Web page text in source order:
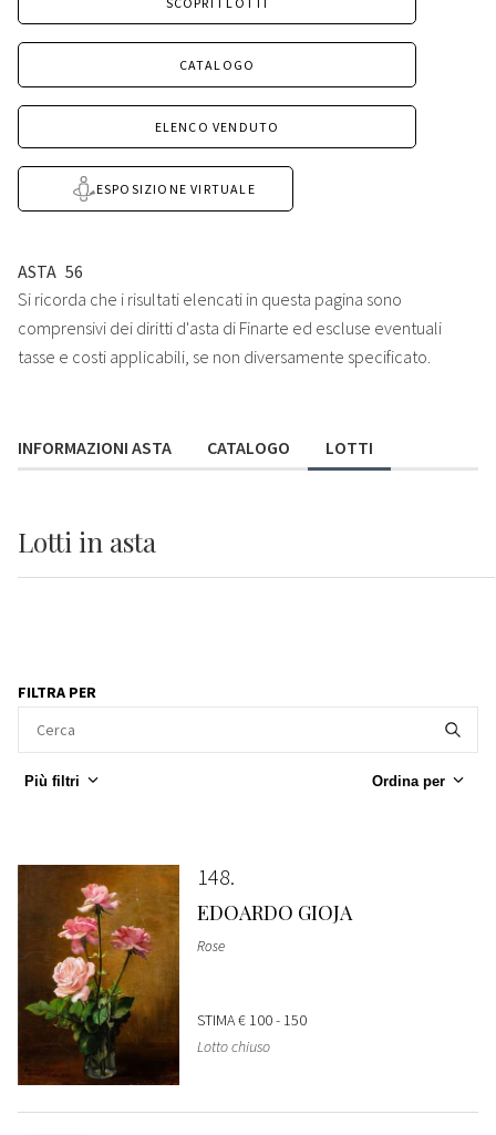
CATALOGO
ELENCO VENDUTO
ESPOSIZIONE VIRTUALE
ASTA 56
Si ricorda che i risultati elencati in questa pagina sono
comprensivi dei diritti d'asta di Finarte ed escluse eventuali
tasse e costi applicabili, se non diversamente specificato.
INFORMAZIONI ASTA CATALOGO LOTTI
Lotti in asta
FILTRA PER
Più filtri Ordina per
148
EDOARDO GIOJA
Rose
STIMA€ 100 - 150
Lotto chiuso